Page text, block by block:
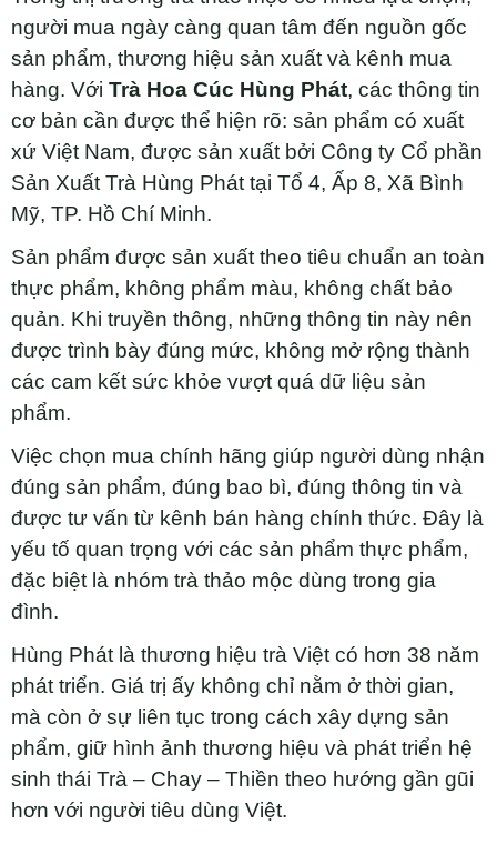
người mua ngày càng quan tâm đến nguồn gốc
sản phẩm, thương hiệu sản xuất và kênh mua
hàng. Với Trà Hoa Cúc Hùng Phát, các thông tin
cơ bản cần được thể hiện rõ: sản phẩm có xuất
xứ Việt Nam, được sản xuất bởi Công ty Cổ phần
Sản Xuất Trà Hùng Phát tại Tổ 4, Ấp 8, Xã Bình
Mỹ, TP. Hồ Chí Minh.
Sản phẩm được sản xuất theo tiêu chuẩn an toàn
thực phẩm, không phẩm màu, không chất bảo
quản. Khi truyền thông, những thông tin này nên
được trình bày đúng mức, không mở rộng thành
các cam kết sức khỏe vượt quá dữ liệu sản
phẩm.
Việc chọn mua chính hãng giúp người dùng nhận
đúng sản phẩm, đúng bao bì, đúng thông tin và
được tư vấn từ kênh bán hàng chính thức. Đây là
yếu tố quan trọng với các sản phẩm thực phẩm,
đặc biệt là nhóm trà thảo mộc dùng trong gia
đình.
Hùng Phát là thương hiệu trà Việt có hơn 38 năm
phát triển. Giá trị ấy không chỉ nằm ở thời gian,
mà còn ở sự liên tục trong cách xây dựng sản
phẩm, giữ hình ảnh thương hiệu và phát triển hệ
sinh thái Trà – Chay – Thiền theo hướng gần gũi
hơn với người tiêu dùng Việt.